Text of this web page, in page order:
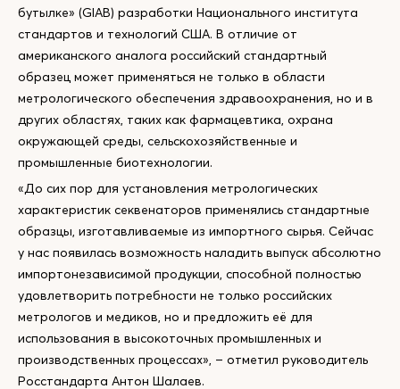
бутылке» (GIAB) разработки Национального института
стандартов и технологий США. В отличие от
американского аналога российский стандартный
образец может применяться не только в области
метрологического обеспечения здравоохранения, но и в
других областях, таких как фармацевтика, охрана
окружающей среды, сельскохозяйственные и
промышленные биотехнологии.
«До сих пор для установления метрологических
характеристик секвенаторов применялись стандартные
образцы, изготавливаемые из импортного сырья. Сейчас
у нас появилась возможность наладить выпуск абсолютно
импортонезависимой продукции, способной полностью
удовлетворить потребности не только российских
метрологов и медиков, но и предложить её для
использования в высокоточных промышленных и
производственных процессах», – отметил руководитель
Росстандарта Антон Шалаев.